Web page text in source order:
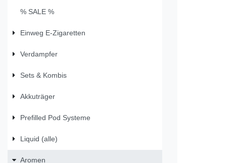
% SALE %
Einweg E-Zigaretten
Verdampfer
Sets & Kombis
Akkuträger
Prefilled Pod Systeme
Liquid (alle)
Aromen